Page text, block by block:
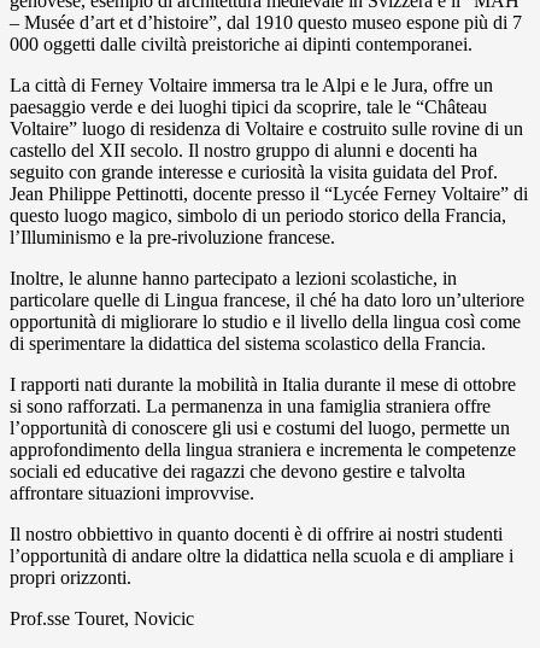
– Musée d’art et d’histoire”, dal 1910 questo museo espone più di 7
000 oggetti dalle civiltà preistoriche ai dipinti contemporanei.
La città di Ferney Voltaire immersa tra le Alpi e le Jura, offre un
paesaggio verde e dei luoghi tipici da scoprire, tale le “Château
Voltaire” luogo di residenza di Voltaire e costruito sulle rovine di un
castello del XII secolo. Il nostro gruppo di alunni e docenti ha
seguito con grande interesse e curiosità la visita guidata del Prof.
Jean Philippe Pettinotti, docente presso il “Lycée Ferney Voltaire” di
questo luogo magico, simbolo di un periodo storico della Francia,
l’Illuminismo e la pre-rivoluzione francese.
Inoltre, le alunne hanno partecipato a lezioni scolastiche, in
particolare quelle di Lingua francese, il ché ha dato loro un’ulteriore
opportunità di migliorare lo studio e il livello della lingua così come
di sperimentare la didattica del sistema scolastico della Francia.
I rapporti nati durante la mobilità in Italia durante il mese di ottobre
si sono rafforzati. La permanenza in una famiglia straniera offre
l’opportunità di conoscere gli usi e costumi del luogo, permette un
approfondimento della lingua straniera e incrementa le competenze
sociali ed educative dei ragazzi che devono gestire e talvolta
affrontare situazioni improvvise.
Il nostro obbiettivo in quanto docenti è di offrire ai nostri studenti
l’opportunità di andare oltre la didattica nella scuola e di ampliare i
propri orizzonti.
Prof.sse Touret, Novicic